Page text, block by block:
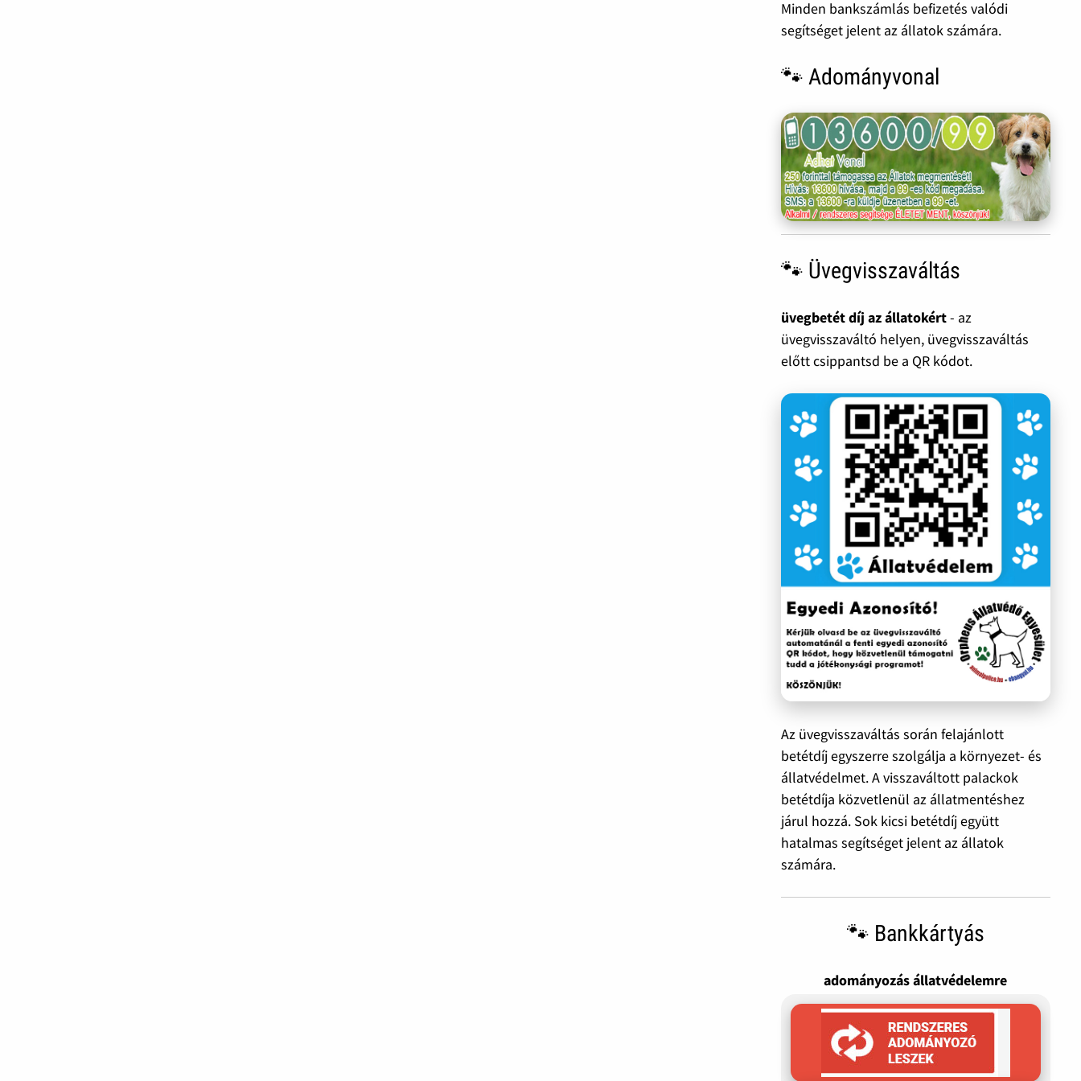
Minden bankszámlás befizetés valódi
segítséget jelent az állatok számára.
🐾 Adományvonal
🐾 Üvegvisszaváltás
üvegbetét díj az állatokért- az
üvegvisszaváltó helyen, üvegvisszaváltás
előtt csippantsd be a QR kódot.
Az üvegvisszaváltás során felajánlott
betétdíj egyszerre szolgálja a környezet- és
állatvédelmet. A visszaváltott palackok
betétdíja közvetlenül az állatmentéshez
járul hozzá. Sok kicsi betétdíj együtt
hatalmas segítséget jelent az állatok
számára.
🐾 Bankkártyás
adományozás állatvédelemre